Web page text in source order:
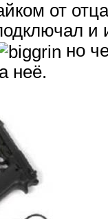
от
и
но
неё.